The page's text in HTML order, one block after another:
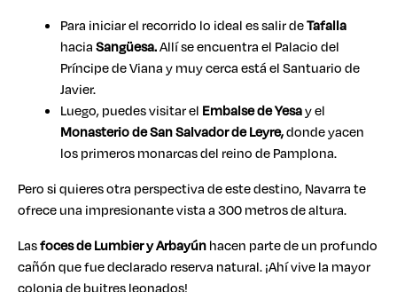
Para iniciar el recorrido lo ideal es salir deTafalla
haciaSangüesa.Allí se encuentra el Palacio del
Príncipe de Viana y muy cerca está el Santuario de
Javier.
Luego, puedes visitar el Embalse de Yesay el
Monasterio de San Salvador de Leyre,donde yacen
los primeros monarcas del reino de Pamplona.
Pero si quieres otra perspectiva de este destino, Navarra te
ofrece una impresionante vista a 300 metros de altura.
Lasfoces de Lumbier y Arbayúnhacen parte de un profundo
cañón que fue declarado reserva natural. ¡Ahí vive la mayor
colonia de buitres leonados!